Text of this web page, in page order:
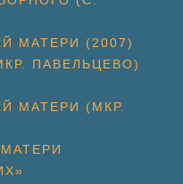
МАТЕРИ (2007)
ПАВЕЛЬЦЕВО)
МАТЕРИ (МКР.